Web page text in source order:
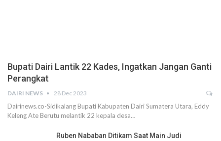
Bupati Dairi Lantik 22 Kades, Ingatkan Jangan Ganti
Perangkat
DAIRI NEWS 28 Dec 2023
Dairinews.co-Sidikalang Bupati Kabupaten Dairi Sumatera Utara, Eddy
Keleng Ate Berutu melantik 22 kepala desa…
Ruben Nababan Ditikam Saat Main Judi